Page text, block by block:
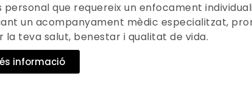
que requereix un enfocament
un acompanyament mèdic especialitzat,
teva salut, benestar i qualitat de vida.
informació